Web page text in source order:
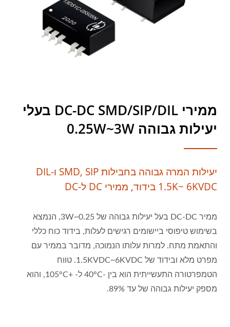
ממירי DC-DC SMD/SIP/DIL בעלי
יעילות גבוהה 0.25W~3W
יעילות המרה גבוהה בחבילות SMD, SIP ו-DIL
1.5K~ 6KVDC בידוד, ממירי DC ל-DC
ממיר DC-DC בעל יעילות גבוהה של 0.25~3W, הנמצא
בשימוש טיפוסי ביישומים רגישים לעלות, בידוד כוח כללי
והתאמת מתח. למרות עלותו הנמוכה, מדובר בממיר עם
מפרט מלא ובידוד של 1.5KVDC~6KVDC. טווח
הטמפרטורה התעשייתית הוא בין -40°C ל- +105°C, והוא
מספק יעילות גבוהה של עד 89%.